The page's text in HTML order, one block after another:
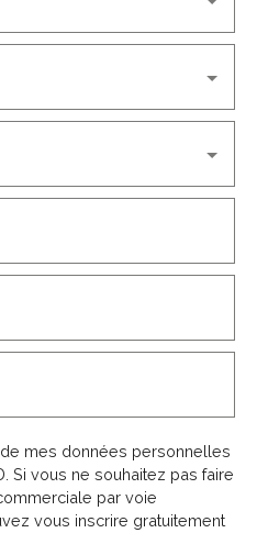
mes données personnelles
Si vous ne souhaitez pas faire
par voie
vous inscrire gratuitement